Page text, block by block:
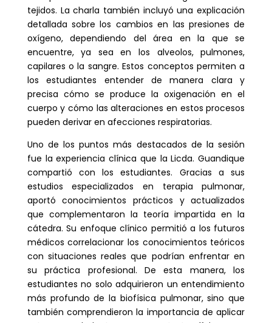
tejidos. La charla también incluyó una explicación
detallada sobre los cambios en las presiones de
oxígeno, dependiendo del área en la que se
encuentre, ya sea en los alveolos, pulmones,
capilares o la sangre. Estos conceptos permiten a
los estudiantes entender de manera clara y
precisa cómo se produce la oxigenación en el
cuerpo y cómo las alteraciones en estos procesos
pueden derivar en afecciones respiratorias.
Uno de los puntos más destacados de la sesión
fue la experiencia clínica que la Licda. Guandique
compartió con los estudiantes. Gracias a sus
estudios especializados en terapia pulmonar,
aportó conocimientos prácticos y actualizados
que complementaron la teoría impartida en la
cátedra. Su enfoque clínico permitió a los futuros
médicos correlacionar los conocimientos teóricos
con situaciones reales que podrían enfrentar en
su práctica profesional. De esta manera, los
estudiantes no solo adquirieron un entendimiento
más profundo de la biofísica pulmonar, sino que
también comprendieron la importancia de aplicar